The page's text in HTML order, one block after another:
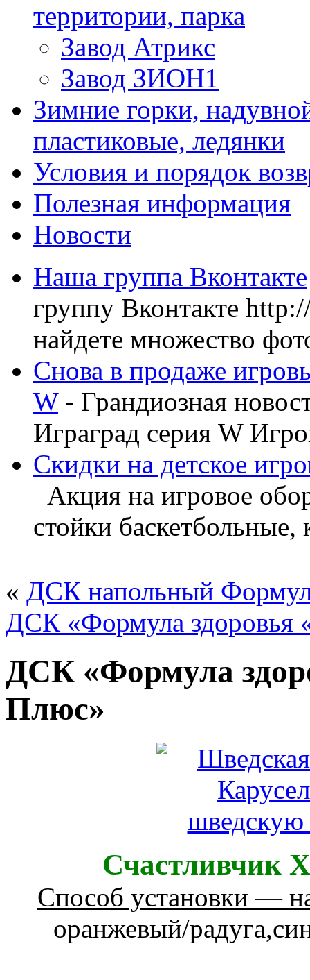
территории, парка
Завод Атрикс
Завод ЗИОН1
Зимние горки,
пластиковые, ледянки
Условия и порядок
Полезная информация
Новости
Наша группа Вконтакте
группу Вконтакте
найдете множество
Снова в продаже
W- Грандиозная
Играград серия W
Скидки на детское
Акция на игровое
стойки баскетбольные,
« ДСК напольный
ДСК «Формула здоровья
ДСК «Формула
Плюс»
Способ установки —
оранжевый/